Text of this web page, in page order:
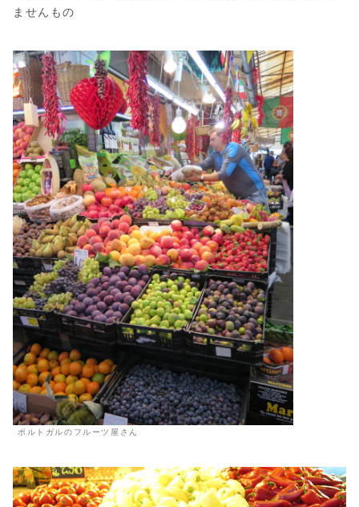
ませんもの
ポルトガルのフルーツ屋さん